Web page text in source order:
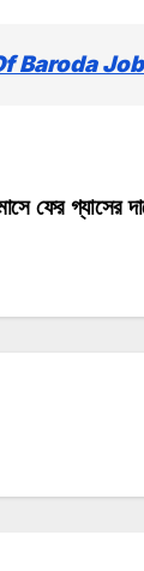
Of
ফের গ্যাসের